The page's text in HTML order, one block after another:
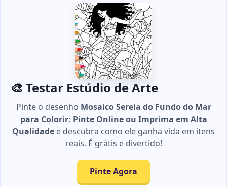
🎨 Testar Estúdio de Arte
Pinte o desenho Mosaico Sereia do Fundo do Mar
para Colorir: Pinte Online ou Imprima em Alta
Qualidade e descubra como ele ganha vida em itens
reais. É grátis e divertido!
Pinte Agora